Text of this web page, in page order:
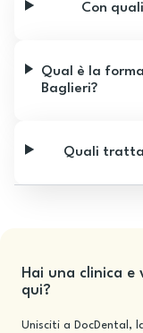
Con
Qual è la
Baglieri?
Quali
Hai una clinica e
qui?
Unisciti a DocDental,